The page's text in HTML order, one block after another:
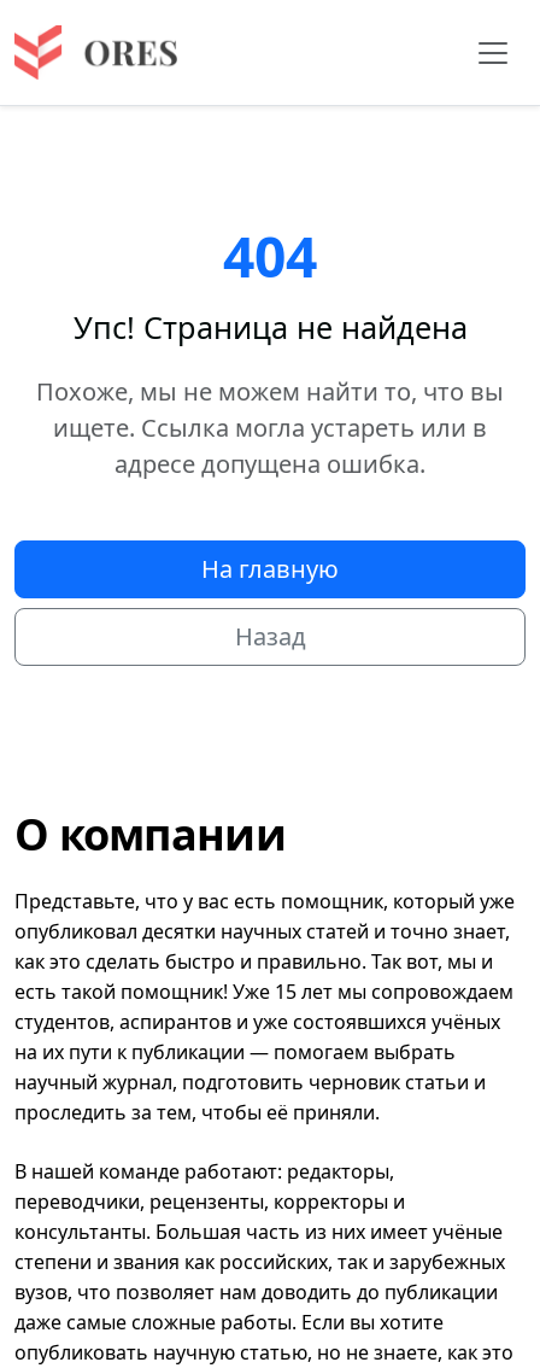
404
Упс! Страница не найдена
Похоже, мы не можем найти то, что вы
ищете. Ссылка могла устареть или в
адресе допущена ошибка.
На главную
Назад
О компании
Представьте, что у вас есть помощник, который уже
опубликовал десятки научных статей и точно знает,
как это сделать быстро и правильно. Так вот, мы и
есть такой помощник! Уже 15 лет мы сопровождаем
студентов, аспирантов и уже состоявшихся учёных
на их пути к публикации — помогаем выбрать
научный журнал, подготовить черновик статьи и
проследить за тем, чтобы её приняли.
В нашей команде работают: редакторы,
переводчики, рецензенты, корректоры и
консультанты. Большая часть из них имеет учёные
степени и звания как российских, так и зарубежных
вузов, что позволяет нам доводить до публикации
даже самые сложные работы. Если вы хотите
опубликовать научную статью, но не знаете, как это